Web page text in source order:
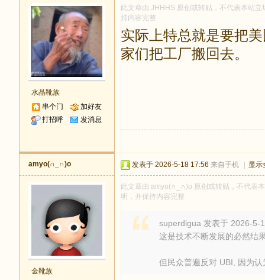
水晶靴族
串个门
加好友
打招呼
发消息
此文章由 JHHHS 原创或转贴，不代表本站
持内容完整
实际上特总就是要把
家们把工厂搬回去。
amyo(∩_∩)o
金靴族
发表于 2026-5-18 17:56 来自手机 显示
此文章由 amyo(∩_∩)o 原创或转贴，不代表
明，并保持内容完整
superdigua 发表于 2026-5-
这是技术不断发展的必然结
但民众普遍反对 UBI, 因为